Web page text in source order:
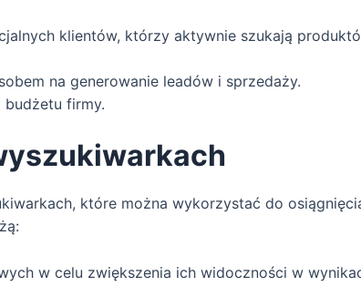
klientów, którzy aktywnie szukają
na generowanie leadów i sprzedaży.
budżetu firmy.
które można wykorzystać do
w celu zwiększenia ich widoczności w